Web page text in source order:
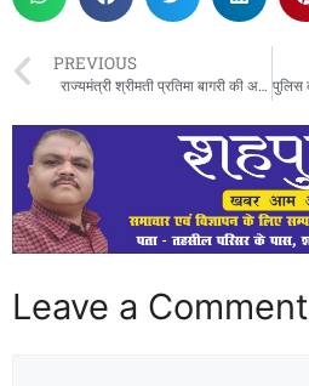
PREVIOUS
राज्यमंत्री श्रीमती प्रतिमा बागरी की अध्यक्षता में जिले के विकास कार्यो की आयोजित हुई समीक्षा बैठक
Leave a Comment